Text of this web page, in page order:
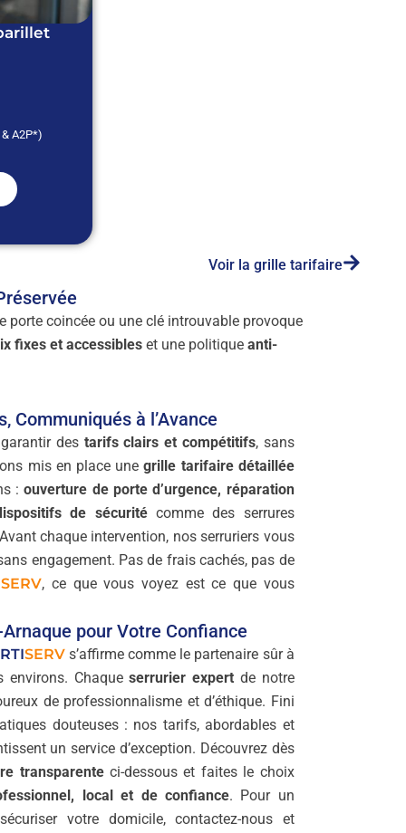
A2P*)
Voir la grille tarifaire
porte coincée ou une clé introuvable provoque
fixes et accessibles et une politique anti-
Communiqués à l’Avance
des tarifs clairs et compétitifs, sans
mis en place unegrille tarifaire détaillée
:ouverture de porte d’urgence, réparation
de sécuritécomme des serrures
chaque intervention, nos serruriers vous
engagement. Pas de frais cachés, pas de
SERV, ce que vous voyez est ce que vous
pour Votre Confiance
SERVs’affirme comme le partenaire sûr à
environs. Chaqueserrurier expert de notre
de professionnalisme et d’éthique. Fini
douteuses : nos tarifs, abordables et
un service d’exception. Découvrez dès
transparenteci-dessous et faites le choix
local et de confiance. Pour un
votre domicile, contactez-nous et